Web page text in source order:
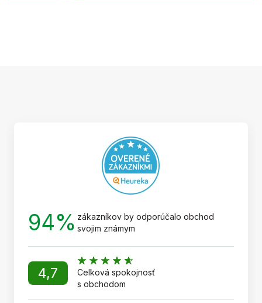
94% zákazníkov by odporúčalo obchod
svojim známym
4,7
Celková spokojnosť
s obchodom